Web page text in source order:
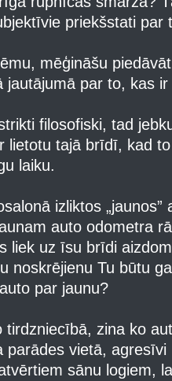
priekšstati par
mēģināšu
jautājumā par to, kas
filosofiski, tad
lietotu tajā brīdī, kad
laiku.
izliktos
auto odometra
liek uz īsu brīdi
noskrējienu Tu būtu
par jaunu?
tirdzniecībā, zina ko
parādes vietā,
sānu logiem,